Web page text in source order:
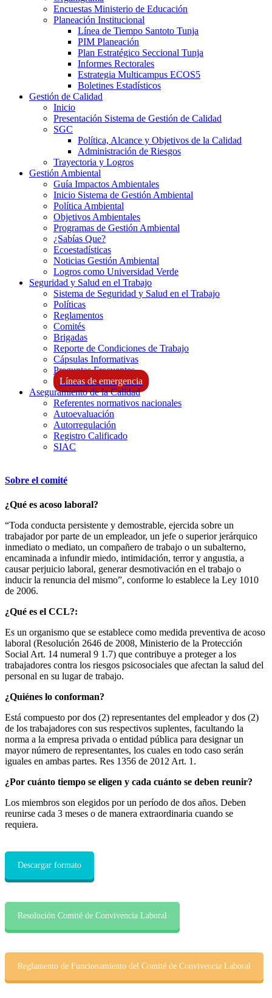
Encuestas Ministerio de Educación
Planeación Institucional
Línea de Tiempo Santoto Tunja
PIM Planeación
Plan Estratégico Seccional Tunja
Informes Rectorales
Estrategia Multicampus ECOS5
Boletines Estadísticos
Gestión de Calidad
Inicio
Presentación Sistema de Gestión de Calidad
SGC
Política, Alcance y Objetivos de la Calidad
Administración de Riesgos
Trayectoria y Logros
Gestión Ambiental
Guía Impactos Ambientales
Inicio Sistema de Gestión Ambiental
Política Ambiental
Objetivos Ambientales
Programas de Gestión Ambiental
¿Sabías Que?
Ecoestadísticas
Noticias Gestión Ambiental
Logros como Universidad Verde
Seguridad y Salud en el Trabajo
Sistema de Seguridad y Salud en el Trabajo
Políticas
Reglamentos
Comités
Brigadas
Reporte de Condiciones de Trabajo
Cápsulas Informativas
Preguntas Frecuentes
Líneas de emergencia
Aseguramiento de la Calidad
Referentes normativos nacionales
Autoevaluación
Autorregulación
Registro Calificado
SIAC
Sobre el comité
¿Qué es acoso laboral?
“Toda conducta persistente y demostrable, ejercida sobre un
trabajador por parte de un empleador, un jefe o superior jerárquico
inmediato o mediato, un compañero de trabajo o un subalterno,
encaminada a infundir miedo, intimidación, terror y angustia, a
causar perjuicio laboral, generar desmotivación en el trabajo o
inducir la renuncia del mismo”, conforme lo establece la Ley 1010
de 2006.
¿Qué es el CCL?:
Es un organismo que se establece como medida preventiva de acoso
laboral (Resolución 2646 de 2008, Ministerio de la Protección
Social Art. 14 numeral 9 1.7) que contribuye a proteger a los
trabajadores contra los riesgos psicosociales que afectan la salud del
personal en su lugar de trabajo.
¿Quiénes lo conforman?
Está compuesto por dos (2) representantes del empleador y dos (2)
de los trabajadores con sus respectivos suplentes, facultando la
norma a la empresa privada o entidad pública para designar un
mayor número de representantes, los cuales en todo caso serán
iguales en ambas partes. Res 1356 de 2012 Art. 1.
¿Por cuánto tiempo se eligen y cada cuánto se deben reunir?
Los miembros son elegidos por un período de dos años. Deben
reunirse cada 3 meses o de manera extraordinaria cuando se
requiera.
Descargar formato
Resolución Comité de Convivencia Laboral
Reglamento de Funcionamiento del Comité de Convivencia Laboral